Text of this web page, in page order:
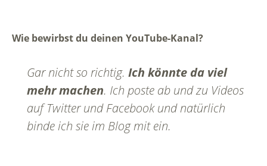
Wie bewirbst du deinen YouTube-Kanal?
Gar nicht so richtig. Ich könnte da viel
mehr machen. Ich poste ab und zu Videos
auf Twitter und Facebook und natürlich
binde ich sie im Blog mit ein.